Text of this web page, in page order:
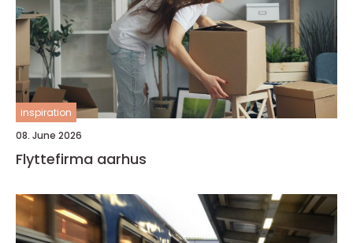
inspiration
08. June 2026
Flyttefirma aarhus